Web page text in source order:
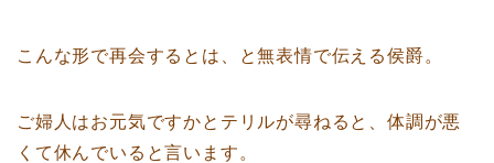
こんな形で再会するとは、と無表情で伝える侯爵。
ご婦人はお元気ですかとテリルが尋ねると、体調が悪
くて休んでいると言います。